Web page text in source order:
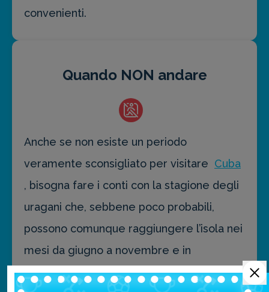
convenienti.
Quando NON andare
Anche se non esiste un periodo
veramente sconsigliato per visitare Cuba
, bisogna fare i conti con la stagione degli
uragani che, sebbene poco probabili,
possono comunque raggiungere l’isola nei
mesi da giugno a novembre e in
particolare da agosto ad ottobre. A luglio